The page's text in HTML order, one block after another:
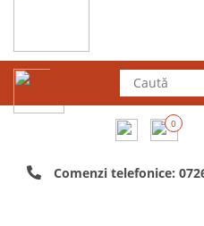
0
Comenzi telefonice: